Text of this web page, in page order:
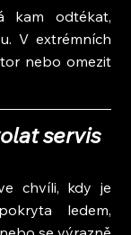
kam odtékat,
V extrémních
nebo omezit
servis
chvíli, kdy je
ledem,